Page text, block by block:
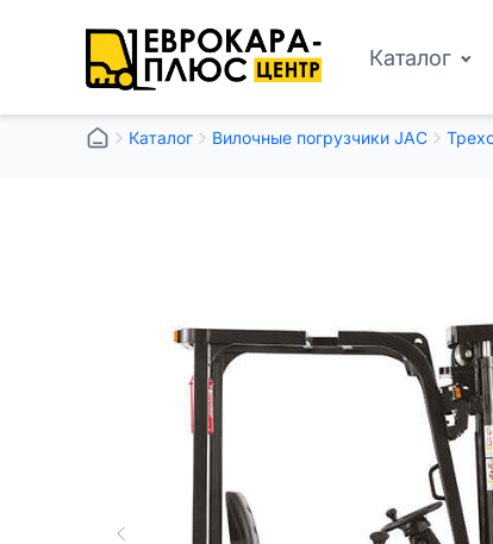
Каталог
Каталог Вилочные погрузчики JAC